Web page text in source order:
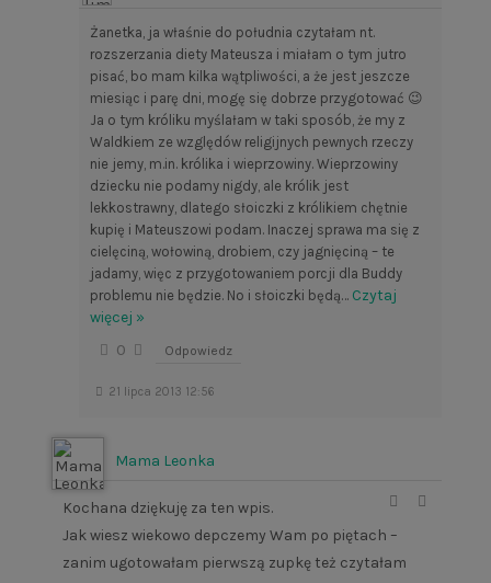
Żanetka, ja właśnie do południa czytałam nt.
rozszerzania diety Mateusza i miałam o tym jutro
pisać, bo mam kilka wątpliwości, a że jest jeszcze
miesiąc i parę dni, mogę się dobrze przygotować 😉
Ja o tym króliku myślałam w taki sposób, że my z
Waldkiem ze względów religijnych pewnych rzeczy
nie jemy, m.in. królika i wieprzowiny. Wieprzowiny
dziecku nie podamy nigdy, ale królik jest
lekkostrawny, dlatego słoiczki z królikiem chętnie
kupię i Mateuszowi podam. Inaczej sprawa ma się z
cielęciną, wołowiną, drobiem, czy jagnięciną – te
jadamy, więc z przygotowaniem porcji dla Buddy
problemu nie będzie. No i słoiczki będą… Czytaj
więcej »
0 Odpowiedz
21 lipca 2013 12:56
Mama Leonka
Kochana dziękuję za ten wpis.
Jak wiesz wiekowo depczemy Wam po piętach –
zanim ugotowałam pierwszą zupkę też czytałam